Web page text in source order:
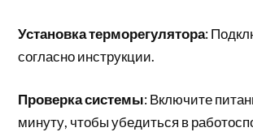
Установка терморегулятора:
согласно инструкции.
Проверка системы: Включите
минуту, чтобы убедиться в